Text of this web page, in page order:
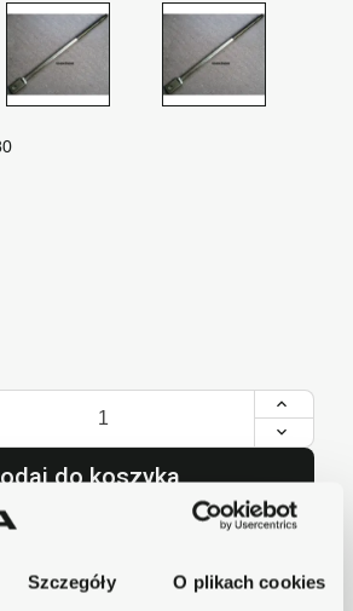
Szczegóły O plikach cookies
do koszyka
i zamów +48 62 733 86 11